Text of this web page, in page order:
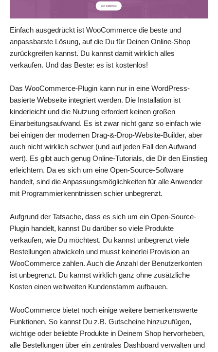
Einfach ausgedrückt ist WooCommerce die beste und
anpassbarste Lösung, auf die Du für Deinen Online-Shop
zurückgreifen kannst. Du kannst damit wirklich alles
verkaufen. Und das Beste: es ist kostenlos!
Das WooCommerce-Plugin kann nur in eine WordPress-
basierte Webseite integriert werden. Die Installation ist
kinderleicht und die Nutzung erfordert keinen großen
Einarbeitungsaufwand. Es ist zwar nicht ganz so einfach wie
bei einigen der modernen Drag-&-Drop-Website-Builder, aber
auch nicht wirklich schwer (und auf jeden Fall den Aufwand
wert). Es gibt auch genug Online-Tutorials, die Dir den Einstieg
erleichtern. Da es sich um eine Open-Source-Software
handelt, sind die Anpassungsmöglichkeiten für alle Anwender
mit Programmierkenntnissen schier unbegrenzt.
Aufgrund der Tatsache, dass es sich um ein Open-Source-
Plugin handelt, kannst Du darüber so viele Produkte
verkaufen, wie Du möchtest. Du kannst unbegrenzt viele
Bestellungen abwickeln und musst keinerlei Provision an
WooCommerce zahlen. Auch die Anzahl der Benutzerkonten
ist unbegrenzt. Du kannst wirklich ganz ohne zusätzliche
Kosten einen weltweiten Kundenstamm aufbauen.
WooCommerce bietet noch einige weitere bemerkenswerte
Funktionen. So kannst Du z.B. Gutscheine hinzuzufügen,
wichtige oder beliebte Produkte in Deinem Shop hervorheben,
alle Bestellungen über ein zentrales Dashboard verwalten und